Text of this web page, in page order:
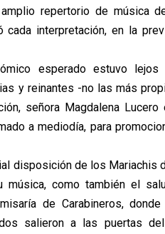
repertorio de música
interpretación, en la
esperado estuvo
y reinantes -no las más
señora Magdalena
a mediodía, para
disposición de los Mariachis
música, como también el
de Carabineros,
salieron a las puertas